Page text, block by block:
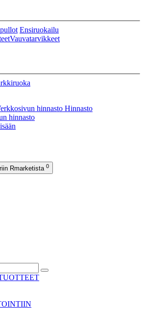
Ensiruokailu
Vauvatarvikkeet
hinnasto Hinnasto
hinnasto
0